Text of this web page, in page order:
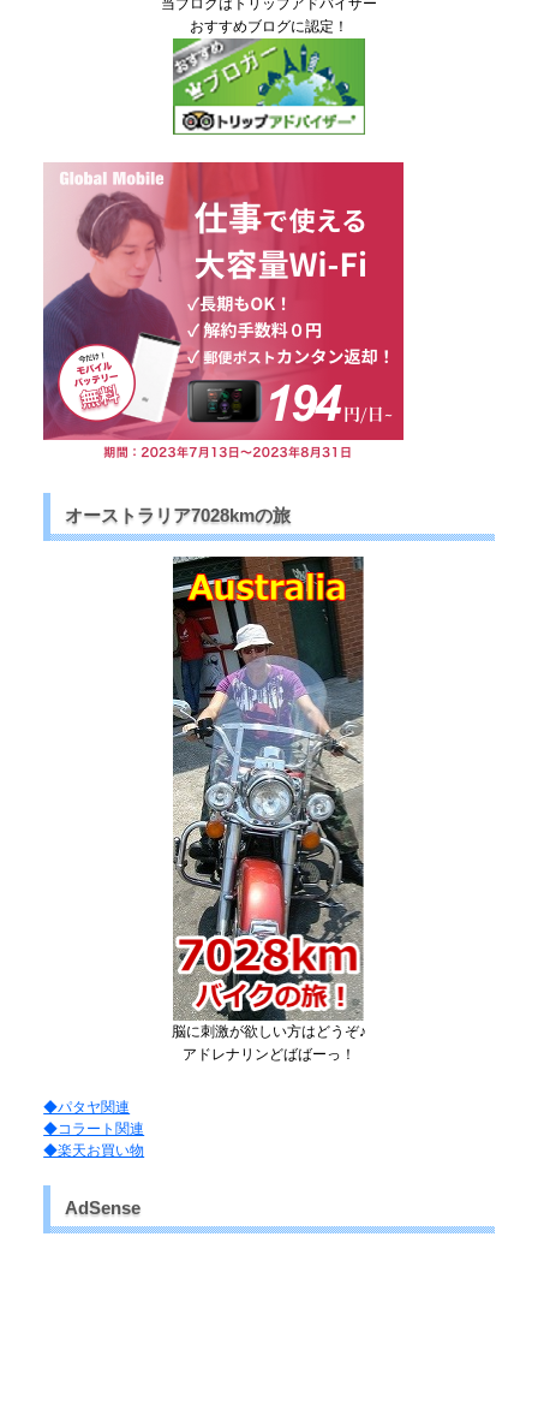
おすすめブログに認定！
オーストラリア7028kmの旅
脳に刺激が欲しい方はどうぞ♪
アドレナリンどばばーっ！
◆パタヤ関連
◆コラート関連
◆楽天お買い物
AdSense